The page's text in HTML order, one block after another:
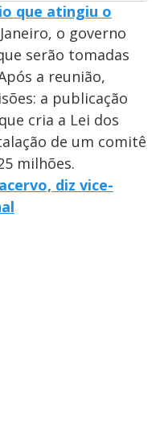
que atingiu o
o governo
serão tomadas
a reunião,
a publicação
cria a Lei dos
de um comitê
milhões.
diz vice-